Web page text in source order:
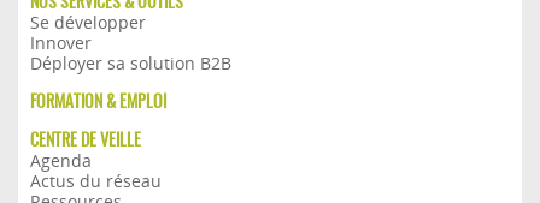
Se développer
Innover
Déployer sa solution B2B
FORMATION & EMPLOI
CENTRE DE VEILLE
Agenda
Actus du réseau